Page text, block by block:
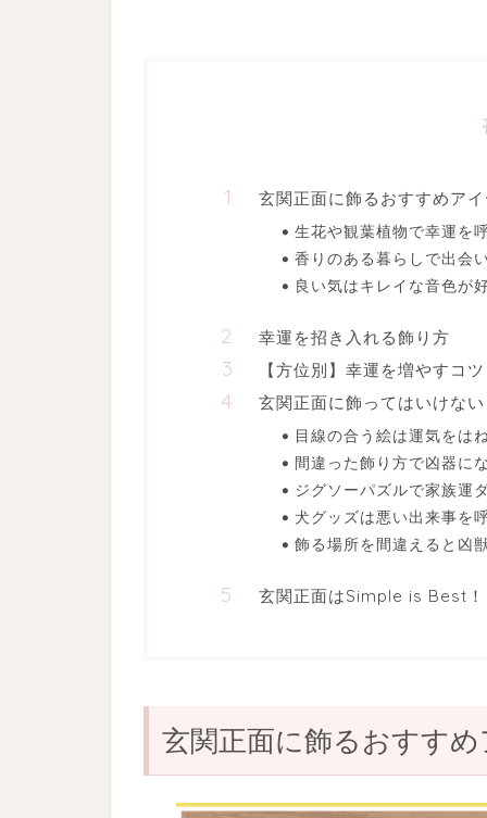
玄関正面に飾るおすすめア
生花や観葉植物で幸運を
香りのある暮らしで出会
良い気はキレイな音色が
幸運を招き入れる飾り方
【方位別】幸運を増やすコツ
玄関正面に飾ってはいけな
目線の合う絵は運気をは
間違った飾り方で凶器に
ジグソーパズルで家族運
犬グッズは悪い出来事を
飾る場所を間違えると凶
玄関正面はSimple is Best！
玄関正面に飾るおすす